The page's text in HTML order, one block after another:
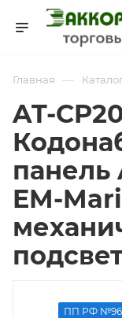
Главная —
AT-
панель
EM-
ПП РФ